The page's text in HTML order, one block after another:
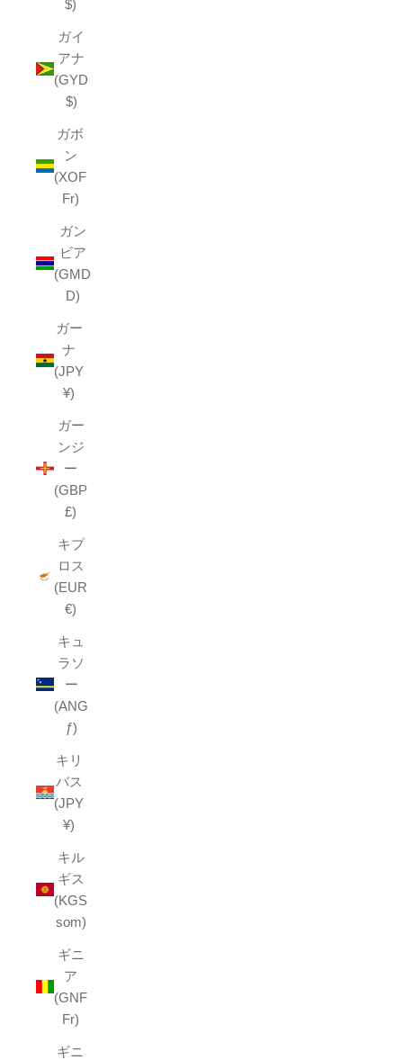
$)
ガイ
アナ
(GYD
$)
ガボ
ン
(XOF
Fr)
ガン
ビア
(GMD
D)
ガー
ナ
(JPY
¥)
ガー
ンジ
ー
(GBP
£)
キプ
ロス
(EUR
€)
キュ
ラソ
ー
(ANG
ƒ)
キリ
バス
(JPY
¥)
キル
ギス
(KGS
som)
ギニ
ア
(GNF
Fr)
ギニ